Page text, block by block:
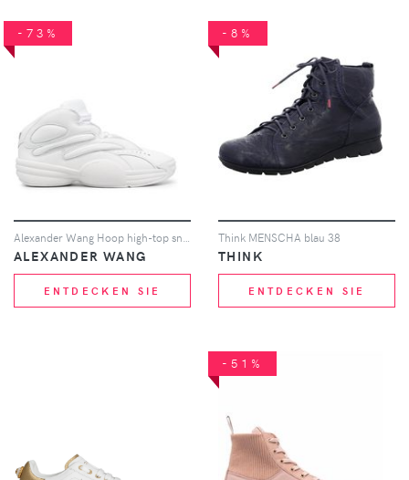
-73%
ALEXANDER WANG
ENTDECKEN SIE
-8%
Think MENSCHA blau 38
THINK
ENTDECKEN SIE
-51%